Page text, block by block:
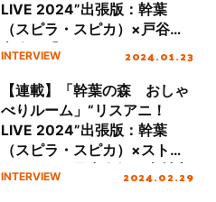
LIVE 2024”出張版：幹葉
（スピラ・スピカ）×戸谷菊
之介（「UniteUp!」）
INTERVIEW 2024.01.23
【連載】「幹葉の森 おしゃ
べりルーム」“リスアニ！
LIVE 2024”出張版：幹葉
（スピラ・スピカ）×ストレ
イライト（田中有紀、幸村恵
INTERVIEW 2024.02.29